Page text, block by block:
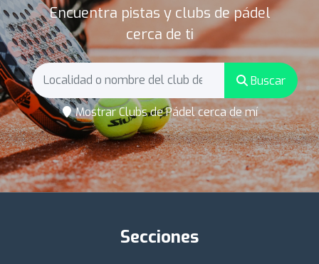
Encuentra pistas y clubs de pádel
cerca de ti
Buscar
Mostrar Clubs de Pádel cerca de mí
Secciones